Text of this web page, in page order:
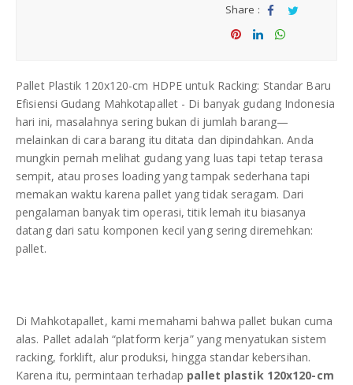
Strapping Band
Plastik PE
DAFTAR ISI
KONTAK
Share :
Sha Tw
Pallet Plastik 120x120-cm HDPE untuk Racking: Standar Baru
Efisiensi Gudang Mahkotapallet - Di banyak gudang Indonesia
hari ini, masalahnya sering bukan di jumlah barang—
melainkan di cara barang itu ditata dan dipindahkan. Anda
mungkin pernah melihat gudang yang luas tapi tetap terasa
sempit, atau proses loading yang tampak sederhana tapi
memakan waktu karena pallet yang tidak seragam. Dari
pengalaman banyak tim operasi, titik lemah itu biasanya
datang dari satu komponen kecil yang sering diremehkan:
pallet.
Di Mahkotapallet, kami memahami bahwa pallet bukan cuma
alas. Pallet adalah “platform kerja” yang menyatukan sistem
racking, forklift, alur produksi, hingga standar kebersihan.
Karena itu, permintaan terhadap pallet plastik 120x120-cm